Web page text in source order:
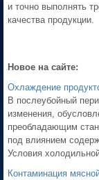
и точно выполнять
качества продукции.
Новое на сайте:
Охлаждение
В послеубойный
изменения,
преобладающим
под влиянием
Условия
Контаминация